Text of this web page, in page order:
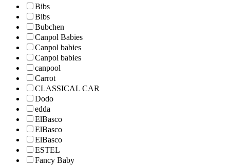
Bibs
Bibs
Bubchen
Canpol Babies
Canpol babies
Canpol babies
canpool
Carrot
CLASSICAL CAR
Dodo
edda
ElBasco
ElBasco
ElBasco
ESTEL
Fancy Baby